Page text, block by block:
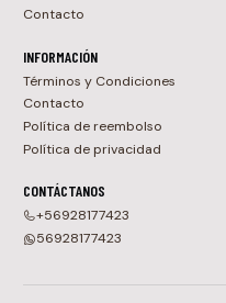
Contacto
INFORMACIÓN
Términos y Condiciones
Contacto
Política de reembolso
Política de privacidad
CONTÁCTANOS
+56928177423
56928177423